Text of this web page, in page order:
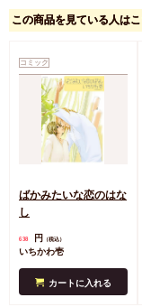
この商品を見ている人は
コミック
ばかみたいな恋のはな
し
638 円 （税込）
いちかわ壱
カートに入れる